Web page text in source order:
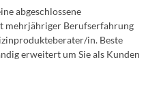
abgeschlossene
mehrjähriger Berufserfahrung
in. Beste
erweitert um Sie als Kunden